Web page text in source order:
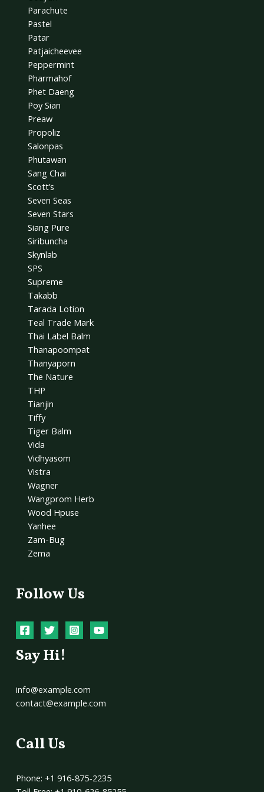
Parachute
Pastel
Patar
Patjaicheevee
Peppermint
Pharmahof
Phet Daeng
Poy Sian
Preaw
Propoliz
Salonpas
Phutawan
Sang Chai
Scott’s
Seven Seas
Seven Stars
Siang Pure
Siribuncha
Skynlab
SPS
Supreme
Takabb
Tarada Lotion
Teal Trade Mark
Thai Label Balm
Thanapoompat
Thanyaporn
The Nature
THP
Tianjin
Tiffy
Tiger Balm
Vida
Vidhyasom
Vistra
Wagner
Wangprom Herb
Wood Hpuse
Yanhee
Zam-Bug
Zema
Follow Us
Say Hi!
info@example.com
contact@example.com
Call Us
Phone: +1 916-875-2235